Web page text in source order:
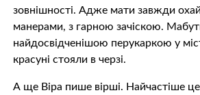
зовнішності. Адже мати завжди
манерами, з гарною зачіскою.
найдосвідченішою перукаркою у
красуні стояли в черзі.
А ще Віра пише вірші. Найчастіше це